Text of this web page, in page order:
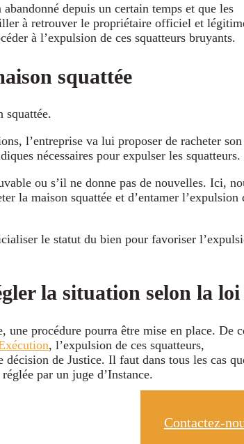
depuis un certain temps et que les
à retrouver le propriétaire officiel et
à l’expulsion de ces squatteurs bruyants.
squattée
squattée.
l’entreprise va lui proposer de racheter son
nécessaires pour expulser les squatteurs.
ou s’il ne donne pas de nouvelles. Ici,
la maison squattée et d’entamer l’expulsion
le statut du bien pour favoriser
la situation selon la loi
une procédure pourra être mise en place. De
, l’expulsion de ces squatteurs,
décision de Justice. Il faut dans tous les cas
par un juge d’Instance.
Contactez-